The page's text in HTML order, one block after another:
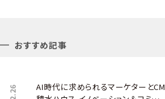
おすすめ記事
AI時代に求められるマーケターと